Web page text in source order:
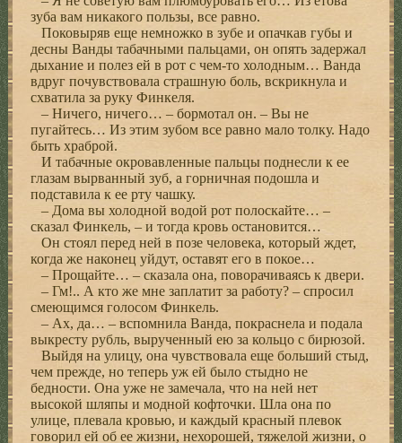
зуба вам никакого пользы, все равно.
Поковыряв еще немножко в зубе и опачкав губы и
десны Ванды табачными пальцами, он опять задержал
дыхание и полез ей в рот с чем-то холодным… Ванда
вдруг почувствовала страшную боль, вскрикнула и
схватила за руку Финкеля.
– Ничего, ничего… – бормотал он. – Вы не
пугайтесь… Из этим зубом все равно мало толку. Надо
быть храброй.
И табачные окровавленные пальцы поднесли к ее
глазам вырванный зуб, а горничная подошла и
подставила к ее рту чашку.
– Дома вы холодной водой рот полоскайте… –
сказал Финкель, – и тогда кровь остановится…
Он стоял перед ней в позе человека, который ждет,
когда же наконец уйдут, оставят его в покое…
– Прощайте… – сказала она, поворачиваясь к двери.
– Гм!.. А кто же мне заплатит за работу? – спросил
смеющимся голосом Финкель.
– Ах, да… – вспомнила Ванда, покраснела и подала
выкресту рубль, вырученный ею за кольцо с бирюзой.
Выйдя на улицу, она чувствовала еще больший стыд,
чем прежде, но теперь уж ей было стыдно не
бедности. Она уже не замечала, что на ней нет
высокой шляпы и модной кофточки. Шла она по
улице, плевала кровью, и каждый красный плевок
говорил ей об ее жизни, нехорошей, тяжелой жизни, о